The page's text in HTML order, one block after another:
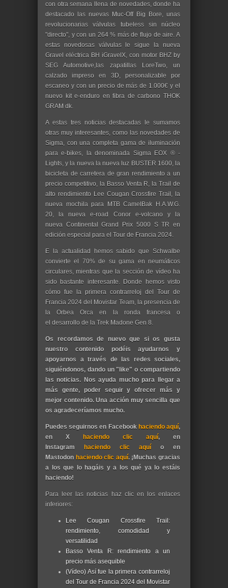
con otra semana llena de novedades, donde ha
destacado las nuevas Muc-Off Big Bore, unas
revolucionarias válvulas tubeless sin núcleo
"directo", y con un 264 % más de flujo de aire. A
estas novedosas válvulas le sigue la nueva
Gravel eléctrica BH iGravelX, con motor BHZ by
SEG Automotive,las zapatillas LoreTwo, un
calzado impreso en 3D, personalizable por
escaneo y con un precio de más de 1.000€ y el
nuevo kit e-enduro en fibra de carbono THOK
GRAM dk.
A estas tres noticias destacadas le sumamos
otras muy interesantes, como las novedades de
Sigma, con una completa gama de iluminación
para e-bikes, la denominada Sigma EOX ® -
Lights, y la nueva la nueva luz BUSTER 1600, la
bicicleta de carretera de gran rendimiento a un
precio competitivo, la Basso Venta R, la Trail de
alto rendimiento Lee Cougan Crossfire Trail, la
nueva mochila para MTBCamelBak H.A.W.G.
20, la nueva e-road Conor e-volcano y la
nueva Continental Grand Prix 5000 S TR en
edición especial para el Tour de Francia 2024.
E la actualidad hemos sabido que Schwalbe
convierte el 70% de su gama en neumáticos
circulares, mientras que la sección de vídeo ha
sido bastante interesante. Donde hemos visto
cómo fue la primera contrarreloj del Tour de
Francia 2024 del Movistar Team, la presencia de
la Orbea Orca en la ronda francesa o
el desarrollo de la Trek Madone Gen 8.
Os recordamos de nuevo que si os gusta
nuestro contenido podéis ayudarnos y
apoyarnos a través de las redes sociales,
siguiéndonos, dando un "like" o compartiendo
las noticias. Nos ayuda mucho para llegar a
más gente, poder seguir y ofrecer más y
mejor contenido. Una acción muy sencilla que
os agradeceríamos mucho.
Puedes seguirnos en Facebook haciendo aquí,
en X
haciendo clic aquí, en
Instagram
haciendo clic aquí o en
Mastodon haciendo clic aquí. ¡Muchas gracias
a los que lo hagáis y a los qué ya lo estáis
haciendo!
Para leer las noticias haz clic en los enlaces
inferiores:
Lee Cougan Crossfire Trail:
rendimiento, comodidad y
versatilidad
Basso Venta R: rendimiento a un
precio más asequible
(Vídeo) Así fue la primera contrarreloj
del Tour de Francia 2024 del Movistar